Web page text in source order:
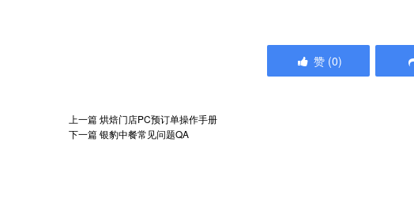
赞 (0)
上一篇烘焙门店PC预订单操作手册
下一篇银豹中餐常见问题QA